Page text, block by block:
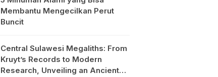
Membantu Mengecilkan Perut
Buncit
Central Sulawesi Megaliths: From
Kruyt’s Records to Modern
Research, Unveiling an Ancient